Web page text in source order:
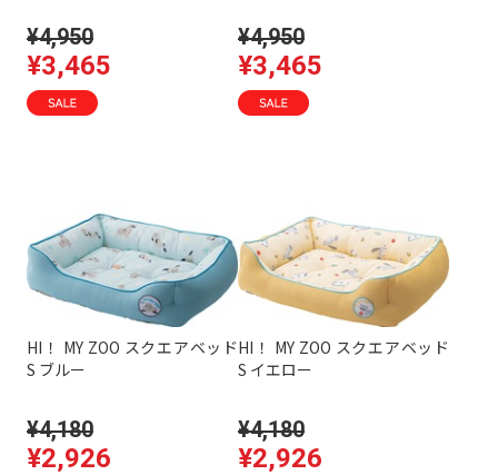
¥4,950
¥3,465
¥4,950
¥3,465
HI！ MY ZOO スクエアベッド
S ブルー
¥4,180
¥2,926
HI！ MY ZOO スクエアベッド
S イエロー
¥4,180
¥2,926